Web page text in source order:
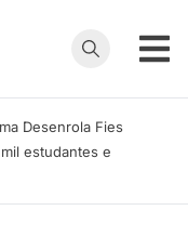
Desenrola Fies
estudantes e